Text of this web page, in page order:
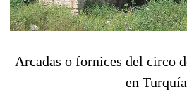
Arcadas o fornices del circo
en